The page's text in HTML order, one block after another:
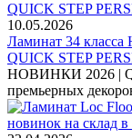
10.05.2026
Ламинат 34
QUICK STEP
НОВИНКИ 2026 |
премьерных